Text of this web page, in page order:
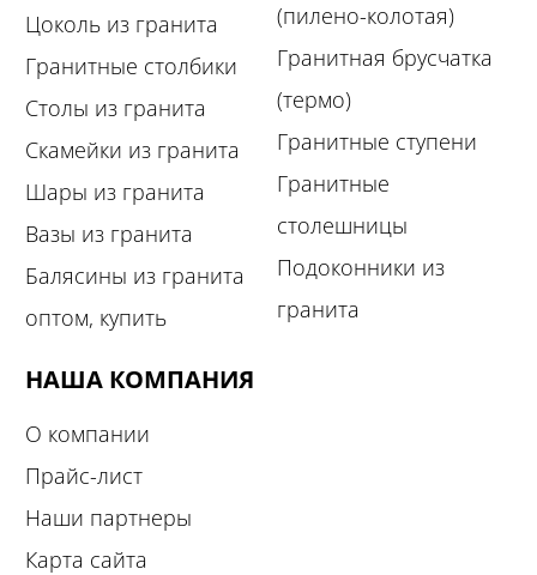
Цоколь из гранита
Гранитные столбики
Столы из гранита
Скамейки из гранита
Шары из гранита
Вазы из гранита
Балясины из гранита
оптом, купить
(пилено-колотая)
Гранитная брусчатка
(термо)
Гранитные ступени
Гранитные
столешницы
Подоконники из
гранита
НАША КОМПАНИЯ
О компании
Прайс-лист
Наши партнеры
Карта сайта